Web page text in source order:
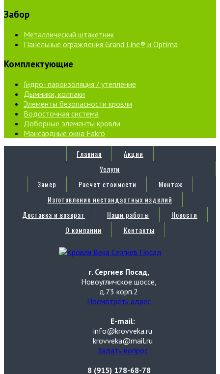
Забор
Металлический штакетник
Панельные ограждения Grand Line® и Optima
Комплектующие
Гидро- пароизоляция / утепление
Дымники, колпаки
Элементы безопасности кровли
Водосточная система
Доборные элементы кровли
Мансардные окна Fakro
Главная
Акции
Услуги
Замер
Расчет стоимости
Монтаж
Изготовление нестандартных изделий
Доставка и возврат
Наши работы
Новости
О компании
Контакты
г. Сергиев Посад,
Новоугличское шоссе,
д.73 корп.2
Посмотреть адрес
E-mail:
info@krovveka.ru
krovveka@mail.ru
Задать вопрос
8 (915) 178-68-78